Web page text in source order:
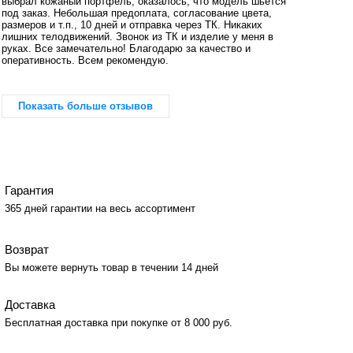
под заказ. Небольшая предоплата, согласование цвета,
размеров и т.п., 10 дней и отправка через ТК. Никаких
лишних телодвижений. Звонок из ТК и изделие у меня в
руках. Все замечательно! Благодарю за качество и
оперативность. Всем рекомендую.
Показать больше отзывов
Гарантия
365 дней гарантии на весь ассортимент
Возврат
Вы можете вернуть товар в течении 14 дней
Доставка
Бесплатная доставка при покупке от 8 000 руб.